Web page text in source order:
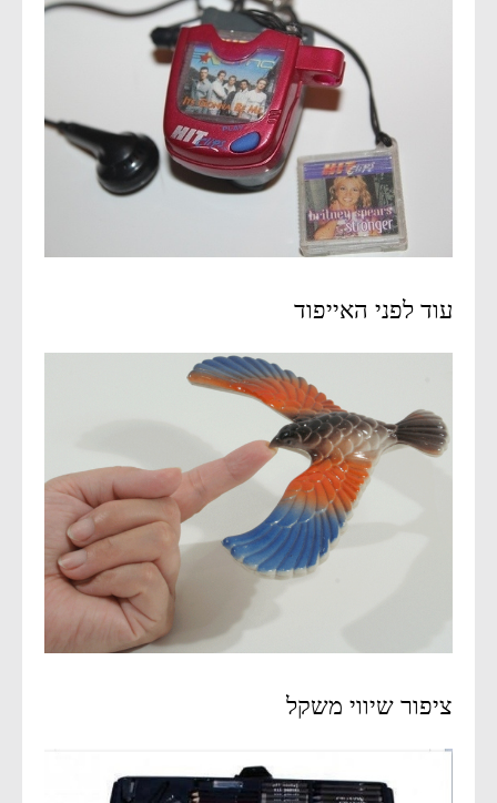
עוד לפני האייפוד
ציפור שיווי משקל